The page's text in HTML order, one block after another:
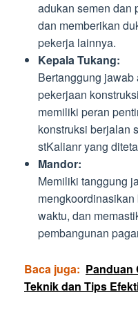
adukan semen dan
dan memberikan
pekerja lainnya.
Kepala Tukang:
Bertanggung
pekerjaan
memiliki peran
konstruksi berjalan
stKalianr yang
Mandor:
Memiliki tanggung
waktu, dan
pembangunan
Baca juga: Panduan
Teknik dan Tips